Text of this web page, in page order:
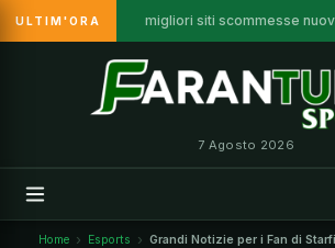
ULTIM'ORA migliori siti scommesse
7 Agosto 2026
Home Esports Grandi Notizie per i Fan di